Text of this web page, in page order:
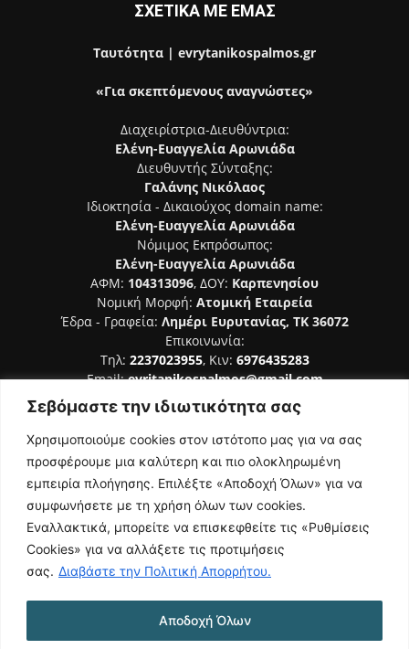
Σεβόμαστε την ιδιωτικότητα σας
Χρησιμοποιούμε cookies στον ιστότοπο μας για να σας
προσφέρουμε μια καλύτερη και πιο ολοκληρωμένη
εμπειρία πλοήγησης. Επιλέξτε «Αποδοχή Όλων» για να
συμφωνήσετε με τη χρήση όλων των cookies.
Εναλλακτικά, μπορείτε να επισκεφθείτε τις «Ρυθμίσεις
Cookies» για να αλλάξετε τις προτιμήσεις
σας. Διαβάστε την Πολιτική Απορρήτου.
Αποδοχή Όλων
ΣΧΕΤΙΚΑ ΜΕ ΕΜΑΣ
Ταυτότητα | evrytanikospalmos.gr
«Για σκεπτόμενους αναγνώστες»
Διαχειρίστρια-Διευθύντρια:
Ελένη-Ευαγγελία Αρωνιάδα
Διευθυντής Σύνταξης:
Γαλάνης Νικόλαος
Ιδιοκτησία - Δικαιούχος domain name:
Ελένη-Ευαγγελία Αρωνιάδα
Νόμιμος Εκπρόσωπος:
Ελένη-Ευαγγελία Αρωνιάδα
ΑΦΜ: 104313096, ΔΟΥ: Καρπενησίου
Νομική Μορφή: Ατομική Εταιρεία
Έδρα - Γραφεία: Λημέρι Ευρυτανίας, ΤΚ 36072
Επικοινωνία:
Τηλ: 2237023955, Κιν: 6976435283
Email:evritanikospalmos@gmail.com
Αριθμός Πιστοποίησης Μ.Η.Τ. 242044
ΑΚΟΛΟΥΘΗΣΕ ΜΑΣ
Όροι Χρήσης